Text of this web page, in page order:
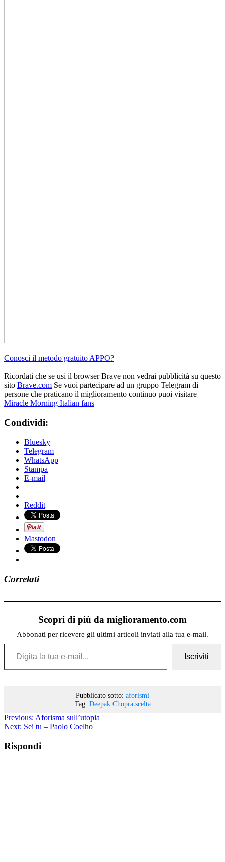
Conosci il metodo gratuito APPO?
Ricordati che se usi il browser Brave non vedrai pubblicitá su questo
sito Brave.com Se vuoi partecipare ad un gruppo Telegram di
persone che praticano il miglioramento continuo puoi visitare
Miracle Morning Italian fans
Condividi:
Bluesky
Telegram
WhatsApp
Stampa
E-mail
Reddit
Mastodon
Correlati
Scopri di più da miglioramento.com
Abbonati per ricevere gli ultimi articoli inviati alla tua e-mail.
Digita la tua e-mail...
Iscriviti
Pubblicato sotto: aforismi
Tag: Deepak Chopra scelta
Previous: Aforisma sull’utopia
Next: Sei tu – Paolo Coelho
Rispondi